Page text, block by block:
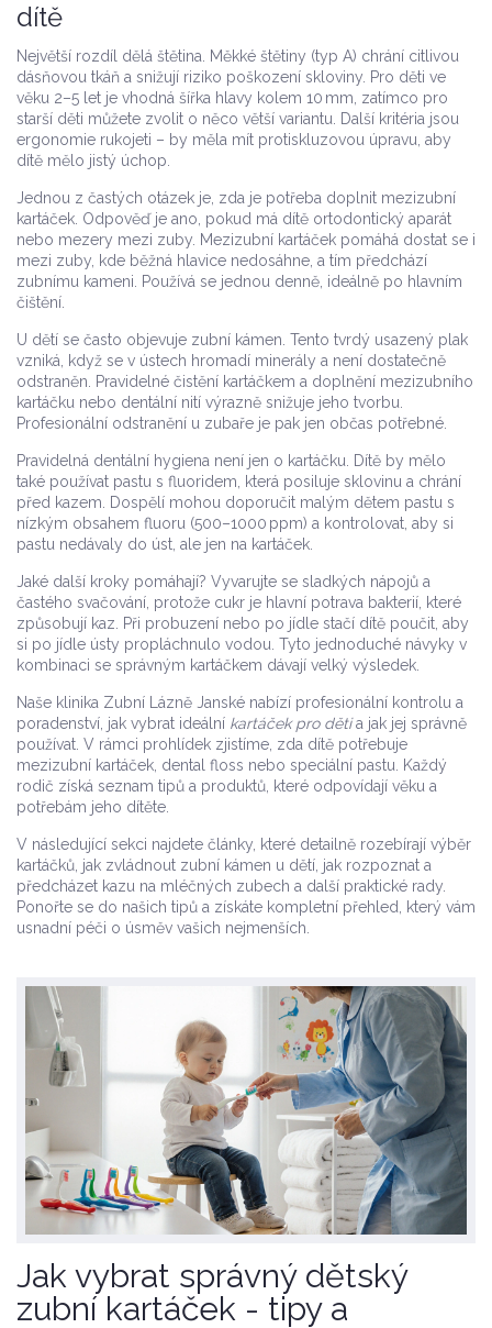
dítě
Největší rozdíl dělá štětina. Měkké štětiny (typ A) chrání citlivou
dásňovou tkáň a snižují riziko poškození skloviny. Pro děti ve
věku 2–5 let je vhodná šířka hlavy kolem 10 mm, zatímco pro
starší děti můžete zvolit o něco větší variantu. Další kritéria jsou
ergonomie rukojeti – by měla mít protiskluzovou úpravu, aby
dítě mělo jistý úchop.
Jednou z častých otázek je, zda je potřeba doplnit mezizubní
kartáček . Odpověď je ano, pokud má dítě ortodontický aparát
nebo mezery mezi zuby. Mezizubní kartáček pomáhá dostat se i
mezi zuby, kde běžná hlavice nedosáhne, a tím předchází
zubnímu kameni. Používá se jednou denně, ideálně po hlavním
čištění.
U dětí se často objevuje zubní kámen . Tento tvrdý usazený plak
vzniká, když se v ústech hromadí minerály a není dostatečně
odstraněn. Pravidelné čistění kartáčkem a doplnění mezizubního
kartáčku nebo dentální nití výrazně snižuje jeho tvorbu.
Profesionální odstranění u zubaře je pak jen občas potřebné.
Pravidelná dentální hygiena není jen o kartáčku. Dítě by mělo
také používat pastu s fluoridem, která posiluje sklovinu a chrání
před kazem. Dospělí mohou doporučit malým dětem pastu s
nízkým obsahem fluoru (500–1000 ppm) a kontrolovat, aby si
pastu nedávaly do úst, ale jen na kartáček.
Jaké další kroky pomáhají? Vyvarujte se sladkých nápojů a
častého svačování, protože cukr je hlavní potrava bakterií, které
způsobují kaz. Při probuzení nebo po jídle stačí dítě poučit, aby
si po jídle ústy propláchnulo vodou. Tyto jednoduché návyky v
kombinaci se správným kartáčkem dávají velký výsledek.
Naše klinika Zubní Lázně Janské nabízí profesionální kontrolu a
poradenství, jak vybrat ideální kartáček pro dětia jak jej správně
používat. V rámci prohlídek zjistíme, zda dítě potřebuje
mezizubní kartáček, dental floss nebo speciální pastu. Každý
rodič získá seznam tipů a produktů, které odpovídají věku a
potřebám jeho dítěte.
V následující sekci najdete články, které detailně rozebírají výběr
kartáčků, jak zvládnout zubní kámen u dětí, jak rozpoznat a
předcházet kazu na mléčných zubech a další praktické rady.
Ponořte se do našich tipů a získáte kompletní přehled, který vám
usnadní péči o úsměv vašich nejmenších.
Jak vybrat správný dětský
zubní kartáček - tipy a